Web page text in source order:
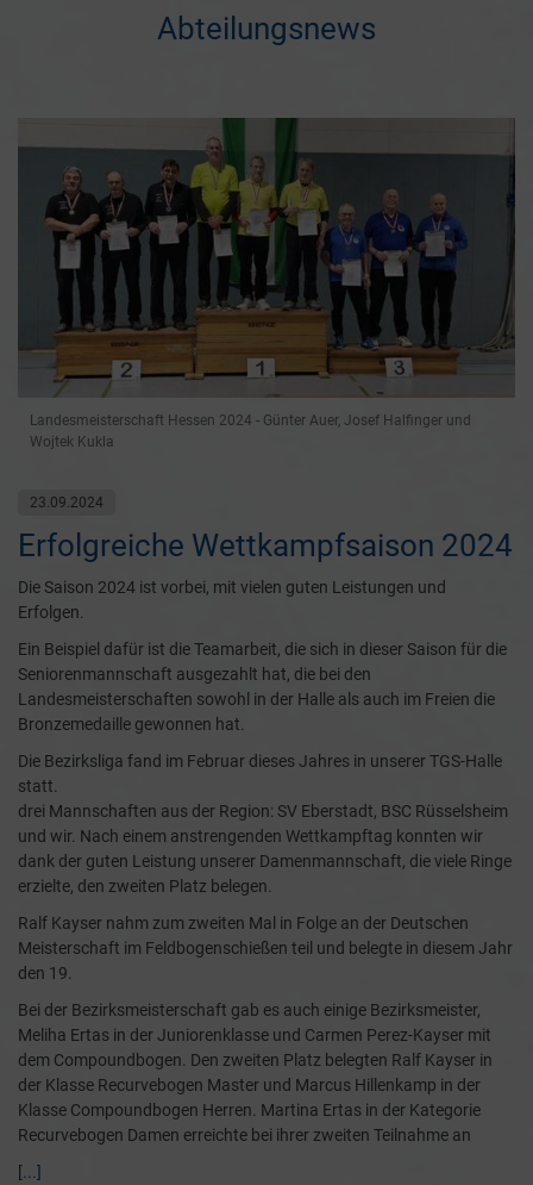
Abteilungsnews
Landesmeisterschaft Hessen 2024 - Günter Auer, Josef Halfinger und
Wojtek Kukla
23.09.2024
Erfolgreiche Wettkampfsaison 2024
Die Saison 2024 ist vorbei, mit vielen guten Leistungen und
Erfolgen.
Ein Beispiel dafür ist die Teamarbeit, die sich in dieser Saison für die
Seniorenmannschaft ausgezahlt hat, die bei den
Landesmeisterschaften sowohl in der Halle als auch im Freien die
Bronzemedaille gewonnen hat.
Die Bezirksliga fand im Februar dieses Jahres in unserer TGS-Halle
statt.
drei Mannschaften aus der Region: SV Eberstadt, BSC Rüsselsheim
und wir. Nach einem anstrengenden Wettkampftag konnten wir
dank der guten Leistung unserer Damenmannschaft, die viele Ringe
erzielte, den zweiten Platz belegen.
Ralf Kayser nahm zum zweiten Mal in Folge an der Deutschen
Meisterschaft im Feldbogenschießen teil und belegte in diesem Jahr
den 19.
Bei der Bezirksmeisterschaft gab es auch einige Bezirksmeister,
Meliha Ertas in der Juniorenklasse und Carmen Perez-Kayser mit
dem Compoundbogen. Den zweiten Platz belegten Ralf Kayser in
der Klasse Recurvebogen Master und Marcus Hillenkamp in der
Klasse Compoundbogen Herren. Martina Ertas in der Kategorie
Recurvebogen Damen erreichte bei ihrer zweiten Teilnahme an
[...]